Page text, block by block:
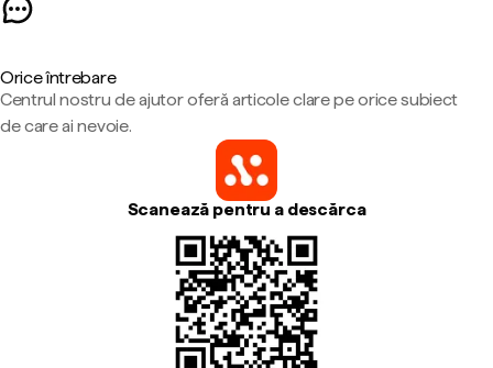
Orice întrebare
Centrul nostru de ajutor oferă articole clare pe orice subiect
de care ai nevoie.
Scanează pentru a descărca